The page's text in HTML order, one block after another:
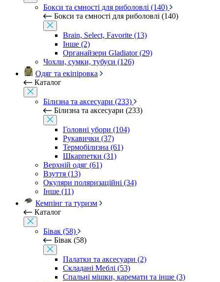
Бокси та ємності для риболовлі (140)
Бокси та ємності для риболовлі (140)
Brain, Select, Favorite (13)
Інше (2)
Органайзери Gladiator (29)
Чохли, сумки, тубуси (126)
Одяг та екіпіровка
Каталог
Білизна та аксесуари (233)
Білизна та аксесуари (233)
Головні убори (104)
Рукавички (37)
Термобілизна (61)
Шкарпетки (31)
Верхній одяг (61)
Взуття (13)
Окуляри поляризаційні (34)
Інше (11)
Кемпінг та туризм
Каталог
Бівак (58)
Бівак (58)
Палатки та аксесуари (2)
Складані Меблі (53)
Спальні мішки, каремати та інше (3)